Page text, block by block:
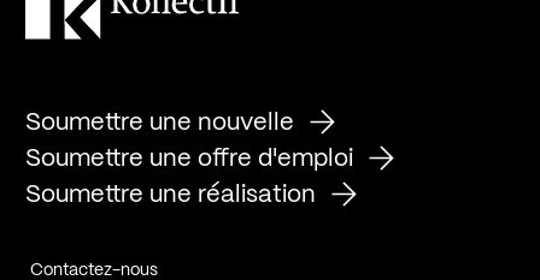
Soumettre une nouvelle
Soumettre une offre d'emploi
Soumettre une réalisation
Contactez-nous